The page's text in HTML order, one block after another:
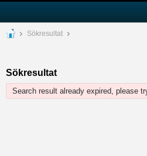
Sökresultat
Sökresultat
Search result already expired, please